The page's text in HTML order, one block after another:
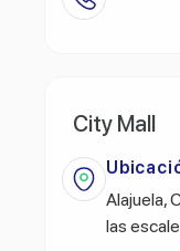
City Mall
Alajuela,
las